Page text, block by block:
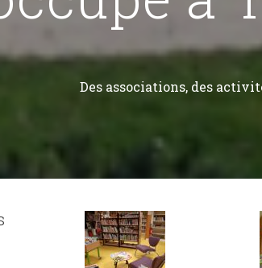
Des associations, des